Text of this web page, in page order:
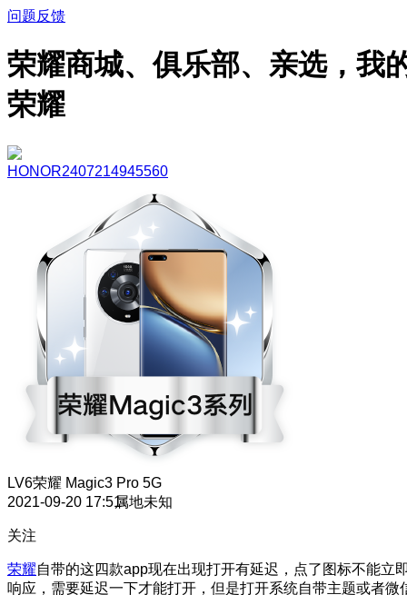
问题反馈
荣耀商城、俱乐部、亲选，我
荣耀
HONOR2407214945560
LV6荣耀 Magic3 Pro 5G
2021-09-20 17:51属地未知
关注
荣耀自带的这四款app现在出现打开有延迟，点了图标不能立
响应，需要延迟一下才能打开，但是打开系统自带主题或者微